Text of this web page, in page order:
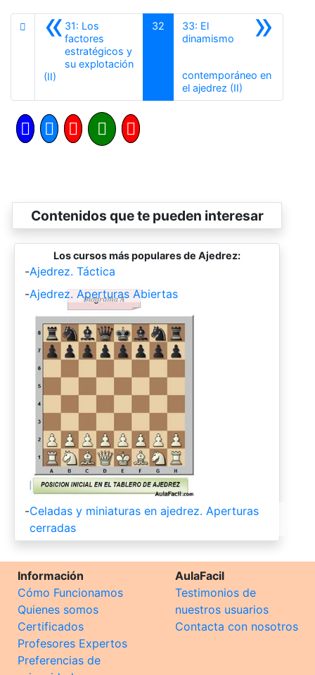
«31: Los
factores
estratégicos y
su explotación
(II)
32 »
33: El
dinamismo
contemporáneo en
el ajedrez (II)
Contenidos que te pueden interesar
Los cursos más populares de Ajedrez:
-Ajedrez. Táctica
-Ajedrez. Aperturas Abiertas
-Celadas y miniaturas en ajedrez. Aperturas
cerradas
Información
Cómo Funcionamos
Quienes somos
Certificados
Profesores Expertos
Preferencias de
AulaFacil
Testimonios de
nuestros usuarios
Contacta con nosotros